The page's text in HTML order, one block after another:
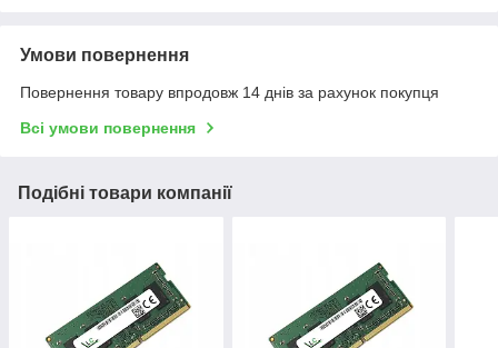
Умови повернення
Повернення товару впродовж 14 днів за рахунок покупця
Всі умови повернення
Подібні товари компанії